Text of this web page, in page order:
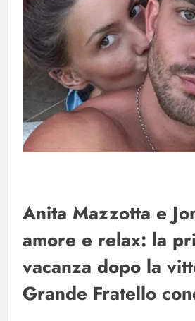
Anita Mazzotta e
amore e relax: la
vacanza dopo la
Grande Fratello